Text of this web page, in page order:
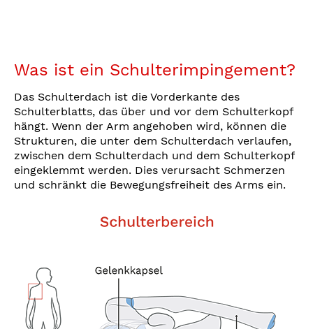
Was ist ein Schulterimpingement?
Das Schulterdach ist die Vorderkante des
Schulterblatts, das über und vor dem Schulterkopf
hängt. Wenn der Arm angehoben wird, können die
Strukturen, die unter dem Schulterdach verlaufen,
zwischen dem Schulterdach und dem Schulterkopf
eingeklemmt werden. Dies verursacht Schmerzen
und schränkt die Bewegungsfreiheit des Arms ein.